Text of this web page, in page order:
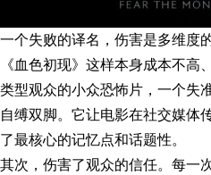
一个失败的译名，伤害是多维度
《血色初现》这样本身成本不
类型观众的小众恐怖片，一个失
自缚双脚。它让电影在社交媒体
了最核心的记忆点和话题性。
其次，伤害了观众的信任。每一